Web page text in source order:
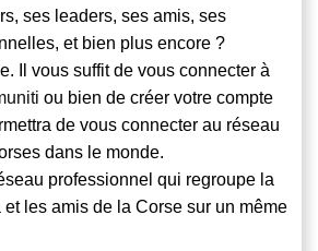
ses leaders, ses amis, ses
et bien plus encore ?
Il vous suffit de vous connecter à
ou bien de créer votre compte
de vous connecter au réseau
dans le monde.
professionnel qui regroupe la
les amis de la Corse sur un même